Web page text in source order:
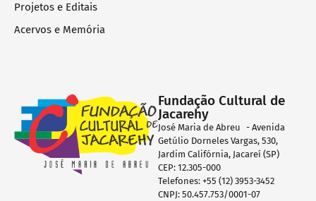
Projetos e Editais
Acervos e Memória
Fundação Cultural de
Jacarehy
José Maria de Abreu - Avenida
Getúlio Dorneles Vargas, 530,
Jardim Califórnia, Jacareí (SP)
CEP: 12.305-000
Telefones: +55 (12) 3953-3452
CNPJ: 50.457.753/0001-07